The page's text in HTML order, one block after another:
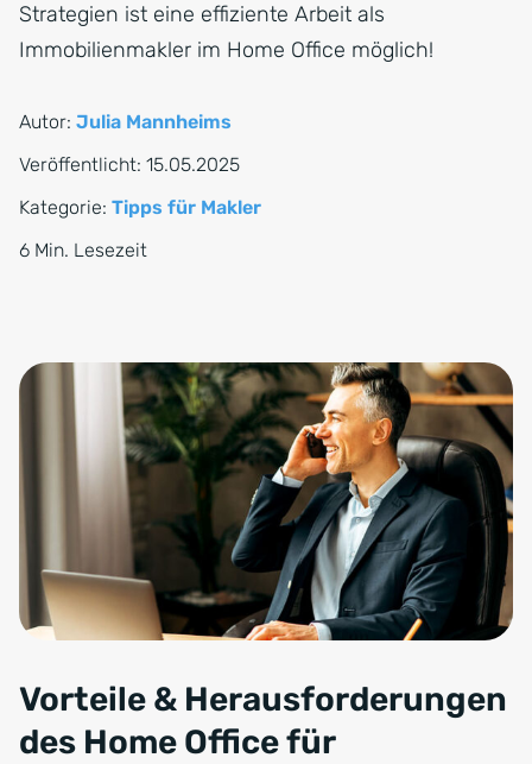
Strategien ist eine effiziente Arbeit als
Immobilienmakler im Home Office möglich!
Autor: Julia Mannheims
Veröffentlicht: 15.05.2025
Kategorie: Tipps für Makler
6 Min. Lesezeit
Vorteile & Herausforderungen
des Home Office für